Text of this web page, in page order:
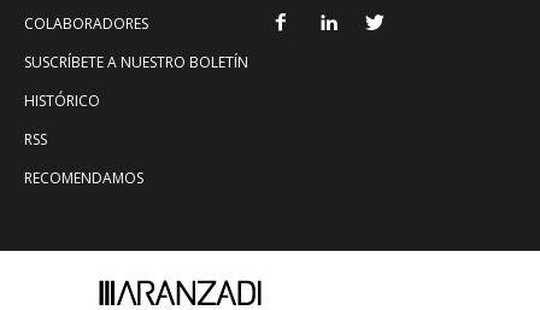
COLABORADORES
SUSCRÍBETE A NUESTRO BOLETÍN
HISTÓRICO
RSS
RECOMENDAMOS